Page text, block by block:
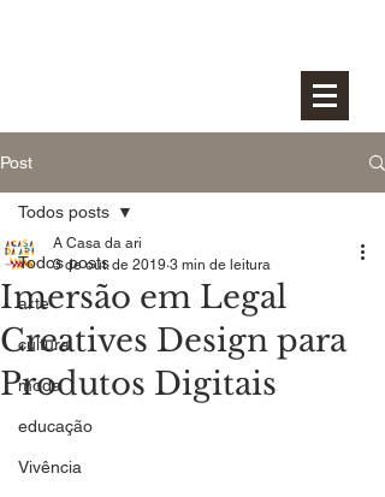
Post
Todos posts
arte
cultura
moda
educação
Vivência
Todos posts
Imersão em Legal
Creatives Design para
Produtos Digitais
A Casa da ari
3 de out. de 2019 3 min de leitura